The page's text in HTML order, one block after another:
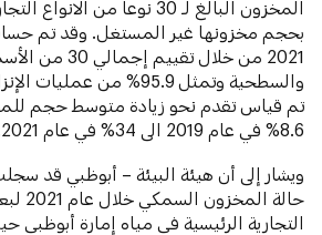
المخزون البالغ لـ 30 نوعاً من
بحجم مخزونها غير المستغل. وقد تم
2021 من خلال تقييم
تم قياس تقدم نحو زيادة متوسط حجم
8.6% في عام 2019 الى 34% في عام 2021.
ويشار إلى أن هيئة البيئة – أبوظبي قد
حالة
التجارية الرئيسية في مياه إمارة أبوظبي